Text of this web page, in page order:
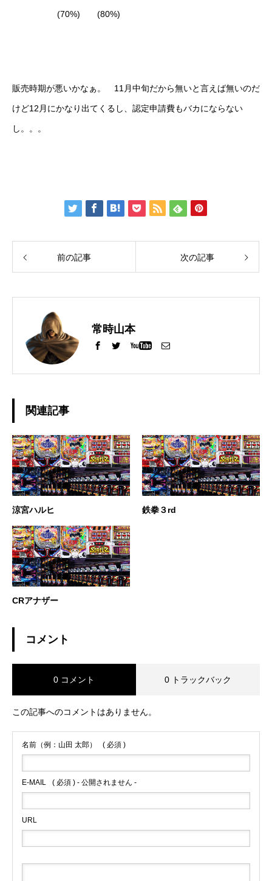
(70%) (80%)
販売時期が悪いかなぁ。 11月中旬だから無いと言えば無いのだ
けど12月にかなり出てくるし、認定申請費もバカにならない
し。。。
前の記事 次の記事
常時山本
関連記事
涼宮ハルヒ 鉄拳３rd
CRアナザー
コメント
0 コメント 0 トラックバック
この記事へのコメントはありません。
名前（例：山田 太郎） ( 必須 )
E-MAIL ( 必須 ) - 公開されません -
URL